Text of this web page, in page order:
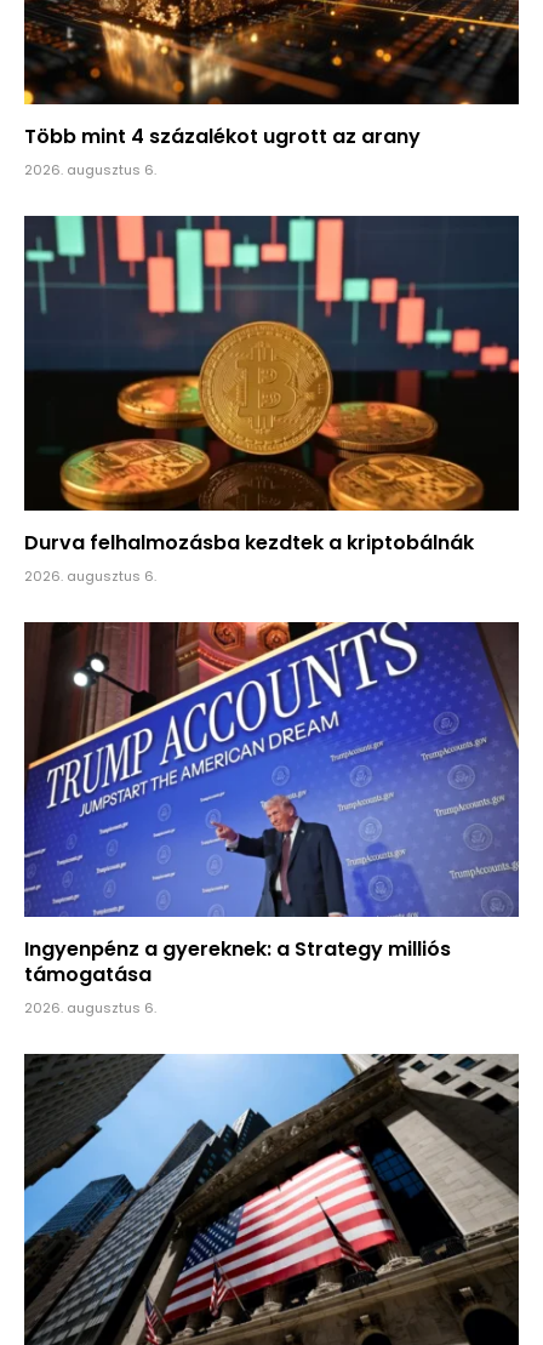
Több mint 4 százalékot ugrott az arany
2026. augusztus 6.
Durva felhalmozásba kezdtek a kriptobálnák
2026. augusztus 6.
Ingyenpénz a gyereknek: a Strategy milliós
támogatása
2026. augusztus 6.